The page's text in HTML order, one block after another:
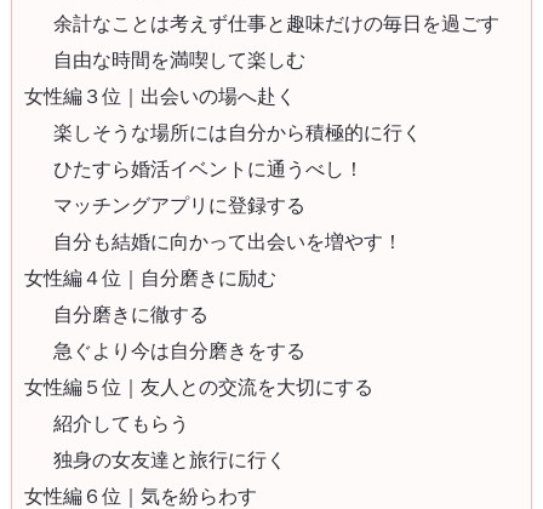
余計なことは考えず仕事と趣味だけの毎日を過ごす
自由な時間を満喫して楽しむ
女性編３位｜出会いの場へ赴く
楽しそうな場所には自分から積極的に行く
ひたすら婚活イベントに通うべし！
マッチングアプリに登録する
自分も結婚に向かって出会いを増やす！
女性編４位｜自分磨きに励む
自分磨きに徹する
急ぐより今は自分磨きをする
女性編５位｜友人との交流を大切にする
紹介してもらう
独身の女友達と旅行に行く
女性編６位｜気を紛らわす